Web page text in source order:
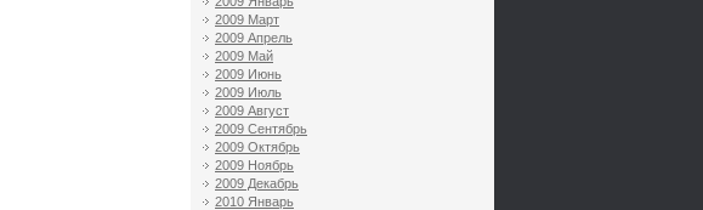
2009 Март
2009 Апрель
2009 Май
2009 Июнь
2009 Июль
2009 Август
2009 Сентябрь
2009 Октябрь
2009 Ноябрь
2009 Декабрь
2010 Январь